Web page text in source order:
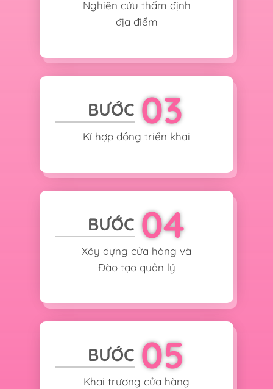
Nghiên cứu thẩm định
địa điểm
BƯỚC 03
Kí hợp đồng triển khai
BƯỚC 04
Xây dựng cửa hàng và
Đào tạo quản lý
BƯỚC 05
Khai trương cửa hàng